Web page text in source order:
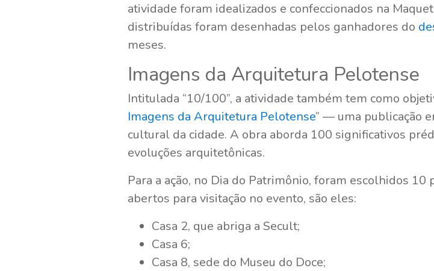
atividade foram idealizados e confeccionados na
distribuídas foram desenhadas pelos ganhadores do
meses.
Imagens da Arquitetura Pelotense
Intitulada “10/100”, a atividade também tem como
Imagens da Arquitetura Pelotense” — uma publicação
cultural da cidade. A obra aborda 100 significativos
evoluções arquitetônicas.
Para a ação, no Dia do Patrimônio, foram escolhidos
abertos para visitação no evento, são eles:
Casa 2, que abriga a Secult;
Casa 6;
Casa 8, sede do Museu do Doce;